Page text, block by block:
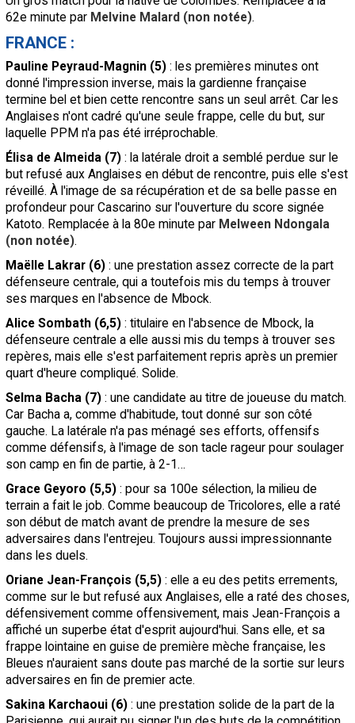
62e minute par Melvine Malard (non notée).
FRANCE :
Pauline Peyraud-Magnin (5) : les premières minutes ont
donné l'impression inverse, mais la gardienne française
termine bel et bien cette rencontre sans un seul arrêt. Car les
Anglaises n'ont cadré qu'une seule frappe, celle du but, sur
laquelle PPM n'a pas été irréprochable.
Élisa de Almeida (7) : la latérale droit a semblé perdue sur le
but refusé aux Anglaises en début de rencontre, puis elle s'est
réveillé. À l'image de sa récupération et de sa belle passe en
profondeur pour Cascarino sur l'ouverture du score signée
Katoto. Remplacée à la 80e minute par Melween Ndongala
(non notée).
Maëlle Lakrar (6) : une prestation assez correcte de la part
défenseure centrale, qui a toutefois mis du temps à trouver
ses marques en l'absence de Mbock.
Alice Sombath (6,5) : titulaire en l'absence de Mbock, la
défenseure centrale a elle aussi mis du temps à trouver ses
repères, mais elle s'est parfaitement repris après un premier
quart d'heure compliqué. Solide.
Selma Bacha (7) : une candidate au titre de joueuse du match.
Car Bacha a, comme d'habitude, tout donné sur son côté
gauche. La latérale n'a pas ménagé ses efforts, offensifs
comme défensifs, à l'image de son tacle rageur pour soulager
son camp en fin de partie, à 2-1…
Grace Geyoro (5,5) : pour sa 100e sélection, la milieu de
terrain a fait le job. Comme beaucoup de Tricolores, elle a raté
son début de match avant de prendre la mesure de ses
adversaires dans l'entrejeu. Toujours aussi impressionnante
dans les duels.
Oriane Jean-François (5,5) : elle a eu des petits errements,
comme sur le but refusé aux Anglaises, elle a raté des choses,
défensivement comme offensivement, mais Jean-François a
affiché un superbe état d'esprit aujourd'hui. Sans elle, et sa
frappe lointaine en guise de première mèche française, les
Bleues n'auraient sans doute pas marché de la sortie sur leurs
adversaires en fin de premier acte.
Sakina Karchaoui (6) : une prestation solide de la part de la